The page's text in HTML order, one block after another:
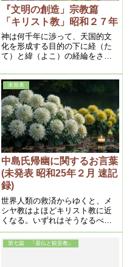
『文明の創造」宗教篇
「キリスト教」昭和２７年
神は何千年に渉って、天国的文
化を形成する目的の下に経（た
て）と緯（よこ）の経綸をされ
の代表的宗教としては仏教であ
り、緯の代表的宗教としてはキ
リスト教であった。
未発表
中島氏帰幽に関するお言葉
(未発表 昭和25年２月 速記
録)
世界人類の救済からゆくと、メ
シヤ教はよほどキリスト教に近
くなる。いずれはそうなるべき
だが、ようやく時期が来たので
ある。 神様はいろいろさせて
それにより神代の罪をいま帳消
第七篇 『基仏と観音教』